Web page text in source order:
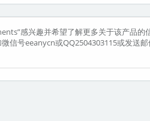
感兴趣并希望了解更多关于该产品
信号eeanycn或QQ2504303115或发送